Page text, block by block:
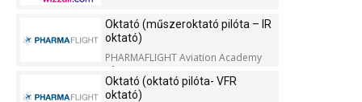
Oktató (műszeroktató pilóta – IR
oktató)
PHARMAFLIGHT Aviation Academy
Kft.
Oktató (oktató pilóta- VFR
oktató)